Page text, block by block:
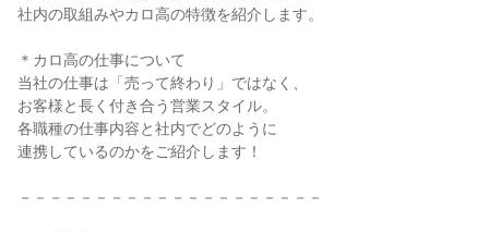
社内の取組みやカロ高の特徴を紹介します。
＊カロ高の仕事について
当社の仕事は「売って終わり」ではなく、
お客様と長く付き合う営業スタイル。
各職種の仕事内容と社内でどのように
連携しているのかをご紹介します！
－－－－－－－－－－－－－－－－－－－－